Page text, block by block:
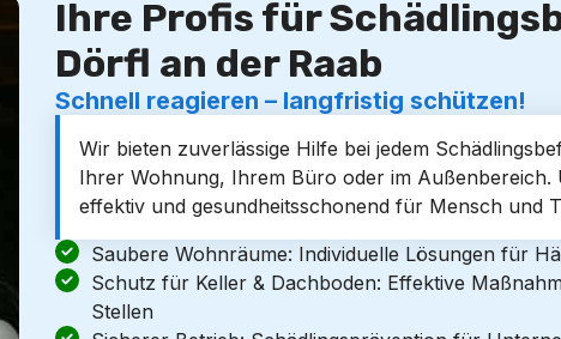
Ihre Profis für
Dörfl an der Raab
Schnell reagieren – langfristig schützen!
Wir bieten zuverlässige Hilfe bei jedem
Ihrer Wohnung, Ihrem Büro oder im Außenbereich.
effektiv und gesundheitsschonend für Mensch und
Saubere Wohnräume: Individuelle Lösungen für
Schutz für Keller & Dachboden: Effektive
Stellen